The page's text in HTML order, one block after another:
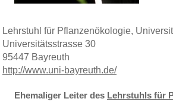
Lehrstuhl für Pflanzenökologie,
Universitätsstrasse 30
95447 Bayreuth
http://www.uni-bayreuth.de/
Ehemaliger Leiter des Lehrstuhls für